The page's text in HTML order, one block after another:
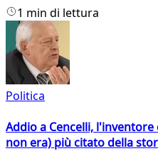
1 min di lettura
Politica
Addio a Cencelli,
non era) più citato della